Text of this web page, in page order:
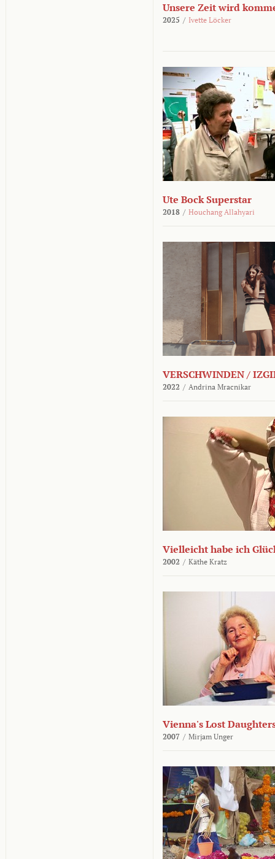
Unsere Zeit wird
2025 / Ivette Löcker
Ute Bock Superstar
2018 / Houchang Allahyari
VERSCHWINDEN /
2022 / Andrina Mracnikar
Vielleicht habe ich
2002 / Käthe Kratz
Vienna's Lost
2007 / Mirjam Unger